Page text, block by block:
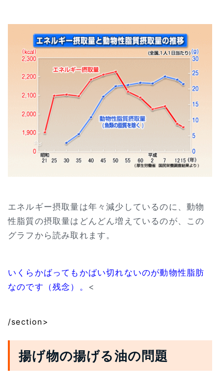
エネルギー摂取量は年々減少しているのに、動物
性脂質の摂取量はどんどん増えているのが、この
グラフから読み取れます。
いくらかばってもかばい切れないのが動物性脂肪
なのです（残念）。 <
/section>
揚げ物の揚げる油の問題